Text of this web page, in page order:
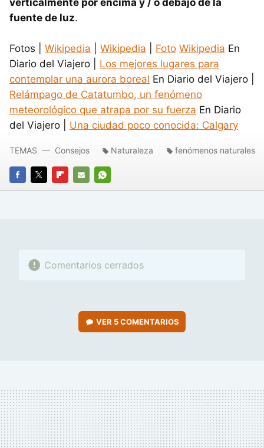
verticalmente por encima y / o debajo de la
fuente de luz.
Fotos | Wikipedia Wikipedia Foto Wikipedia En
Diario del Viajero | Los mejores lugares para
contemplar una aurora boreal En Diario del Viajero |
Relámpago de Catatumbo, un fenómeno
meteorológico que atrapa por su fuerza En Diario
del Viajero | Una ciudad poco conocida: Calgary
FACEBOOK
TWITTERFLIPBOARD
E-
WHATSAPP
TEMAS Consejos Naturaleza fenómenos naturales
Comentarios cerrados
VER 5 COMENTARIOS